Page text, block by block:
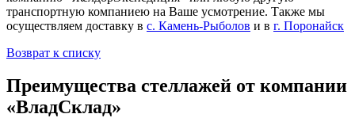
транспортную компаниею на Ваше усмотрение. Также мы
осуществляем доставку в с. Камень-Рыболов и в г. Поронайск
Возврат к списку
Преимущества стеллажей от компании
«ВладСклад»